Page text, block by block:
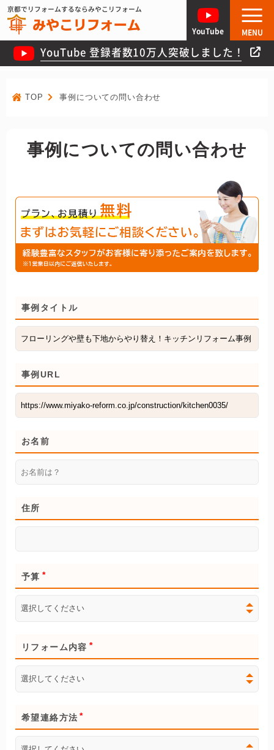
京都でリフォームするならみやこリフォーム
YouTube 登録者数10万人突破しました！
YouTube MENU
TOP 事例についての問い合わせ
事例についての問い合わせ
事例タイトル
事例URL
お名前
住所
予算
リフォーム内容
希望連絡方法